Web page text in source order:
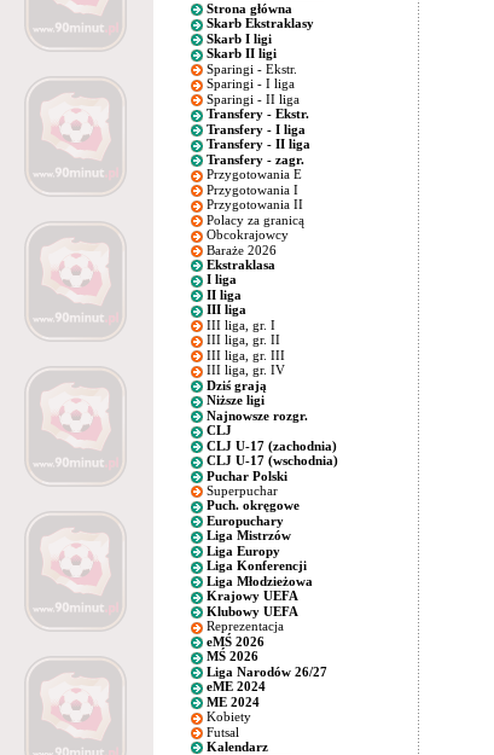
Strona główna
Skarb Ekstraklasy
Skarb I ligi
Skarb II ligi
Sparingi - Ekstr.
Sparingi - I liga
Sparingi - II liga
Transfery - Ekstr.
Transfery - I liga
Transfery - II liga
Transfery - zagr.
Przygotowania E
Przygotowania I
Przygotowania II
Polacy za granicą
Obcokrajowcy
Baraże 2026
Ekstraklasa
I liga
II liga
III liga
III liga, gr. I
III liga, gr. II
III liga, gr. III
III liga, gr. IV
Dziś grają
Niższe ligi
Najnowsze rozgr.
CLJ
CLJ U-17 (zachodnia)
CLJ U-17 (wschodnia)
Puchar Polski
Superpuchar
Puch. okręgowe
Europuchary
Liga Mistrzów
Liga Europy
Liga Konferencji
Liga Młodzieżowa
Krajowy UEFA
Klubowy UEFA
Reprezentacja
eMŚ 2026
MŚ 2026
Liga Narodów 26/27
eME 2024
ME 2024
Kobiety
Futsal
Kalendarz